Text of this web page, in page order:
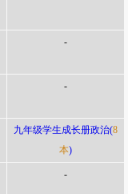
-
-
九年级学生成长册政治(8
本)
-